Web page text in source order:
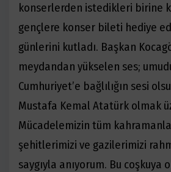
konserlerden istedikleri birine
gençlere konser bileti hediye
günlerini kutladı. Başkan
meydandan yükselen ses;
Cumhuriyet’e bağlılığın sesi
Mustafa Kemal Atatürk olmak
Mücadelemizin tüm
şehitlerimizi ve gazilerimizi
saygıyla anıyorum. Bu coşkuya